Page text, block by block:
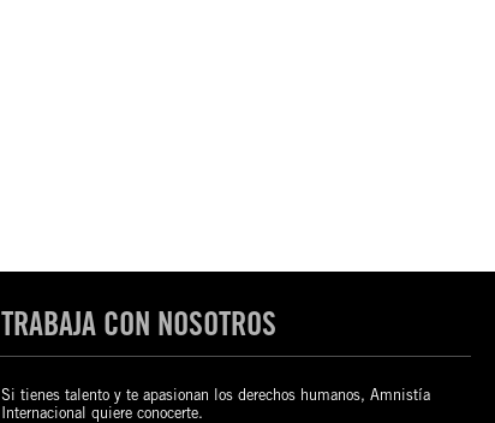
TRABAJA CON NOSOTROS
Si tienes talento y te apasionan los derechos humanos, Amnistía
Internacional quiere conocerte.